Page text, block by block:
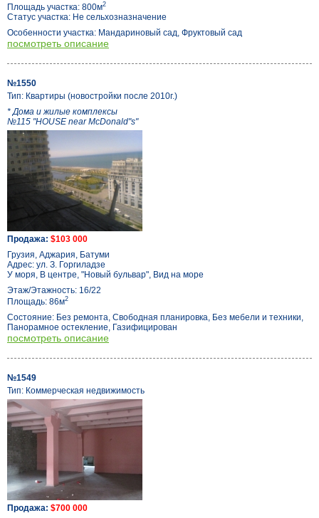
Площадь участка: 800м2
Статус участка: Не сельхозназначение
Особенности участка: Мандариновый сад, Фруктовый сад
посмотреть описание
№1550
Тип: Квартиры (новостройки после 2010г.)
* Дома и жилые комплексы
№115 "HOUSE near McDonald"s"
Продажа: $103 000
Грузия, Аджария, Батуми
Адрес: ул. З. Горгиладзе
У моря, В центре, "Новый бульвар", Вид на море
Этаж/Этажность: 16/22
Площадь: 86м2
Состояние: Без ремонта, Свободная планировка, Без мебели и техники,
Панорамное остекление, Газифицирован
посмотреть описание
№1549
Тип: Коммерческая недвижимость
Продажа: $700 000